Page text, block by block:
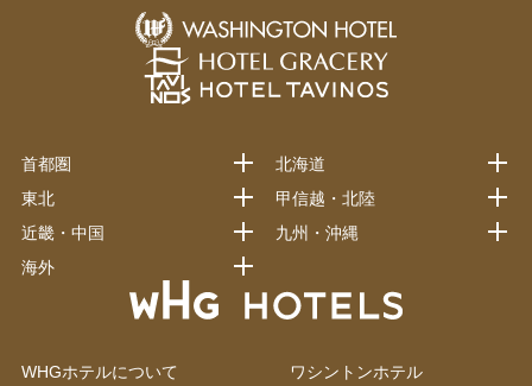
WHGホテルについて ワシントンホテル
首都圏
北海道
東北
甲信越・北陸
近畿・中国
九州・沖縄
海外